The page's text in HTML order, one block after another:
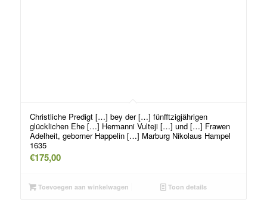
Christliche Predigt […] bey der […] fünfftzigjährigen
glücklichen Ehe […] Hermanni Vulteji […] und […] Frawen
Adelheit, geborner Happelin […] Marburg Nikolaus Hampel
1635
€175,00
Toevoegen aan winkelwagen Toon details